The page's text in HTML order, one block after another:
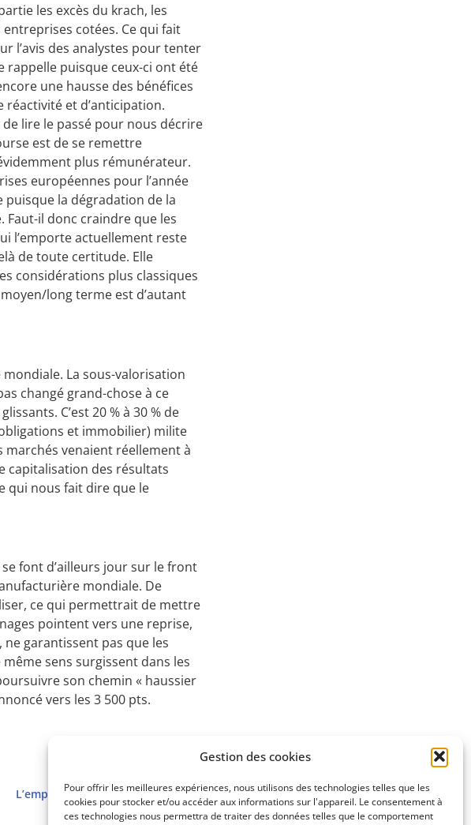
Gestion des cookies
Pour offrir les meilleures expériences, nous utilisons des technologies telles que les
cookies pour stocker et/ou accéder aux informations sur l'appareil. Le consentement à
ces technologies nous permettra de traiter des données telles que le comportement
les excès du krach, les
cotées. Ce qui fait
l’avis des analystes pour tenter
rappelle puisque ceux-ci ont été
une hausse des bénéfices
réactivité et d’anticipation.
lire le passé pour nous décrire
est de se remettre
plus rémunérateur.
européennes pour l’année
puisque la dégradation de la
Faut-il donc craindre que les
l’emporte actuellement reste
de toute certitude. Elle
considérations plus classiques
long terme est d’autant
mondiale. La sous-valorisation
changé grand-chose à ce
C’est 20 % à 30 % de
et immobilier) milite
venaient réellement à
capitalisation des résultats
qui nous fait dire que le
font d’ailleurs jour sur le front
mondiale. De
ce qui permettrait de mettre
pointent vers une reprise,
garantissent pas que les
sens surgissent dans les
son chemin « haussier
vers les 3 500 pts.
L’emprunt EDF : peu attractif